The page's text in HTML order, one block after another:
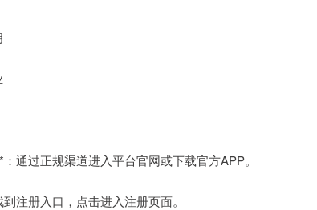
通过正规渠道进入平台官网或下载官方APP。
注册入口，点击进入注册页面。